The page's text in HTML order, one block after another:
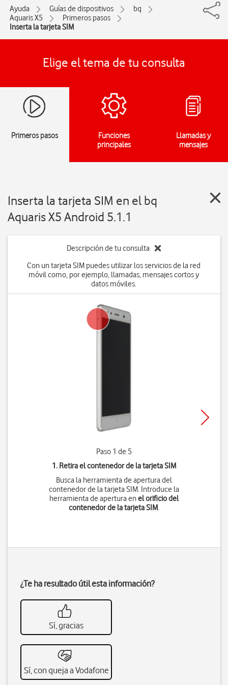
Ayuda Guías de dispositivos
bq
Aquaris X5
Primeros pasos
Inserta la tarjeta SIM
Elige el tema de tu consulta
Primeros pasos
Funciones
principales
Llamadas y
mensajes
Inserta la tarjeta SIM en el bq
Aquaris X5 Android 5.1.1
Descripción de tu consulta
Con un tarjeta SIM puedes utilizar los servicios de la red
móvil como, por ejemplo, llamadas, mensajes cortos y
datos móviles.
Paso 1 de 5
1. Retira el contenedor de la tarjeta SIM
Busca la herramienta de apertura del
contenedor de la tarjeta SIM. Introduce la
herramienta de apertura enel orificio del
contenedor de la tarjeta SIM.
¿Te ha resultado útil esta información?
Sí, gracias
Sí, con queja a Vodafone